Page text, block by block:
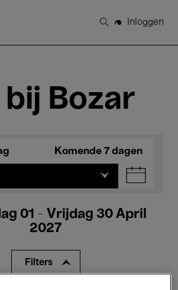
Zoeken
Inloggen
bij Bozar
Komende 7 dagen
01 - Vrijdag 30 April
2027
Filters